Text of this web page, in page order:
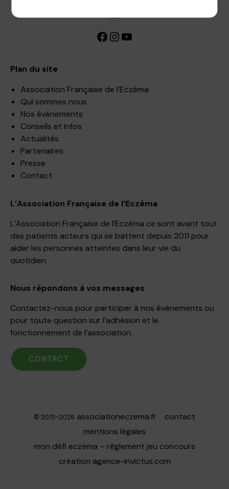
Facebook InstagramYouTube
Plan du site
Association Française de l’Eczéma
Qui sommes nous
Nos événements
Conseils et infos
Actualités
Partenaires
Presse
Contact
L’Association Française de l’Eczéma
L’Association Française de l’Eczéma ce sont avant tout
des patients acteurs qui se battent depuis 2011 pour
aider les personnes atteintes dans leur vie du
quotidien.
Nous répondons à vos messages
Contactez-nous pour participer à nos événements ou
pour toute question sur l’adhésion et le
fonctionnement de l’association.
CONTACT
© 2015-2026 associationeczema.fr
contact
mentions légales
mon défi eczéma – règlement jeu concours
création agence-invictus.com